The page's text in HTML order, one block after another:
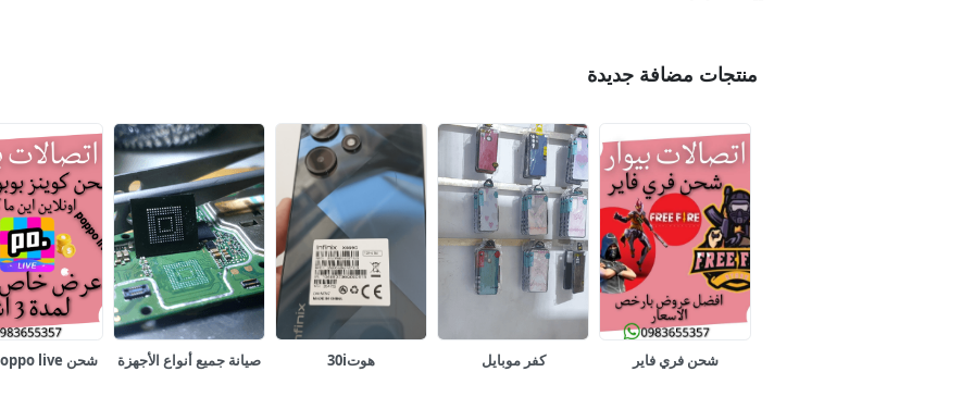
منتجات مضافة جديدة
شحن فري فاير كفر موبايل هوت30i صيانة جميع أنواع الأجهزة شحن coin poppo live